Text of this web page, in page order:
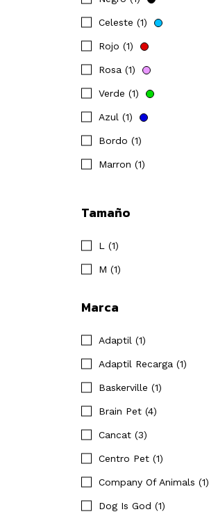
Celeste (1)
Rojo (1)
Rosa (1)
Verde (1)
Azul (1)
Bordo (1)
Marron (1)
Tamaño
L (1)
M (1)
Marca
Adaptil (1)
Adaptil Recarga (1)
Baskerville (1)
Brain Pet (4)
Cancat (3)
Centro Pet (1)
Company Of Animals (1)
Dog Is God (1)